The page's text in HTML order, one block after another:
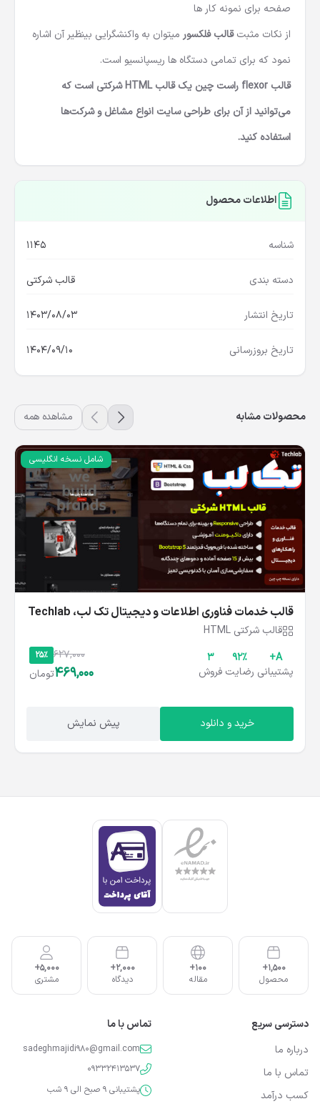
صفحه برای نمونه کار ها
از نکات مثبتقالب فلکسور میتوان به واکنشگرایی بینظیر آن اشاره
نمود که برای تمامی دستگاه ها ریسپانسیو است.
قالب flexor راست چین یک قالب HTML شرکتی است که
می‌توانید از آن برای طراحی سایت انواع مشاغل و شرکت‌ها
استفاده کنید.
اطلاعات محصول
شناسه 1145
دسته بندی قالب شرکتی
تاریخ انتشار 1403/08/03
تاریخ بروزرسانی 1404/09/10
محصولات مشابه مشاهده همه
شامل نسخه انگلیسی
قالب خدمات فناوری اطلاعات و دیجیتال تک‌ لب، Techlab
قالب شرکتی HTML
A+
پشتیبانی
۹۲%
رضایت
3
فروش
25% 627,000
469,000تومان
خرید و دانلود پیش نمایش
1,500+
محصول
100+
مقاله
2,000+
دیدگاه
5,000+
مشتری
دسترسی سریع
درباره ما
تماس با ما
کسب درآمد
تماس با ما
sadeghmajidi980@gmail.com
09332413537
پشتیبانی 9 صبح الی 9 شب